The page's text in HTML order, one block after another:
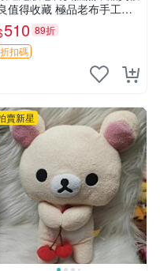
值得收藏 極品老布手工安
撫搖鈴玩具，適合哄睡寶貝
柔老料搖鈴熊，專為孩子設
的安心伴護 推薦絕版老布
製工藝搖鈴熊，可當作童
510 89折
折扣碼
賣新星